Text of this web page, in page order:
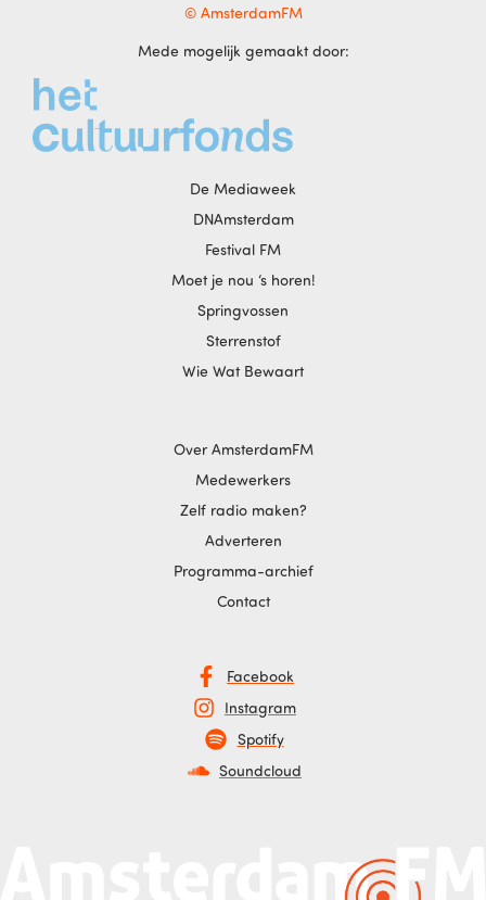
© AmsterdamFM
Mede mogelijk gemaakt door:
De Mediaweek
DNAmsterdam
Festival FM
Moet je nou ‘s horen!
Springvossen
Sterrenstof
Wie Wat Bewaart
Over AmsterdamFM
Medewerkers
Zelf radio maken?
Adverteren
Programma-archief
Contact
Facebook
Instagram
Spotify
Soundcloud